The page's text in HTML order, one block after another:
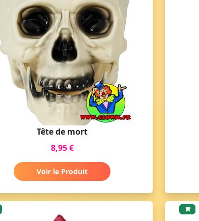
Tête de mort
8,95 €
Voir le Produit